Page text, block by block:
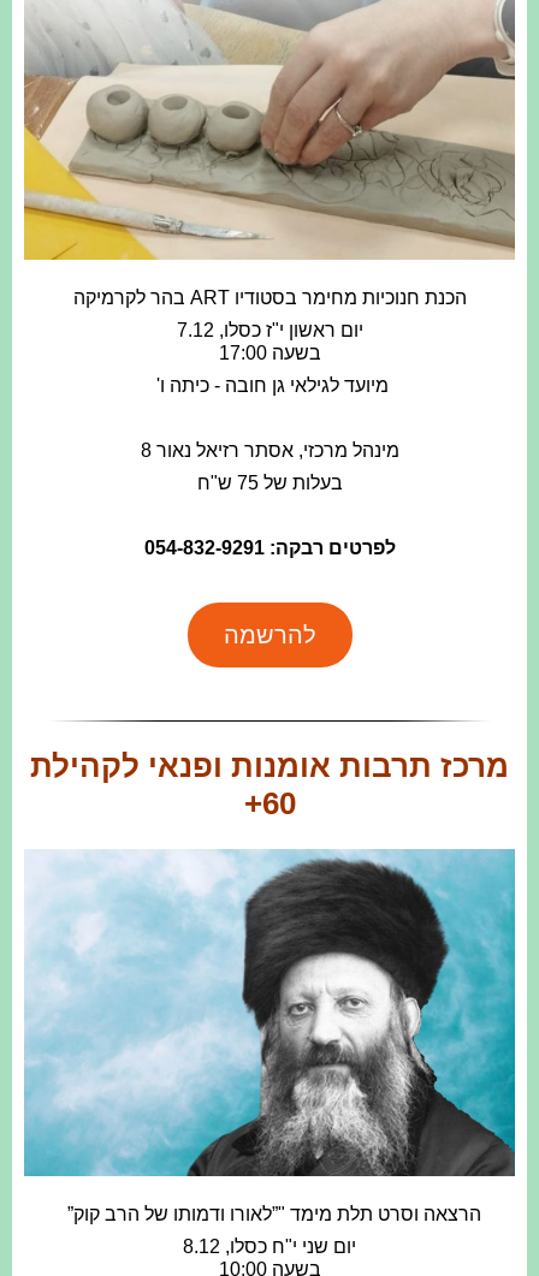
הכנת חנוכיות מחימר בסטודיו ART בהר לקרמיקה
יום ראשון י"ז כסלו, 7.12
בשעה 17:00
מיועד לגילאי גן חובה - כיתה ו'
מינהל מרכזי, אסתר רזיאל נאור 8
בעלות של 75 ש"ח
לפרטים רבקה: 054-832-9291
להרשמה
מרכז תרבות אומנות ופנאי לקהילת
60+
הרצאה וסרט תלת מימד "”לאורו ודמותו של הרב קוק”
יום שני י"ח כסלו, 8.12
בשעה 10:00